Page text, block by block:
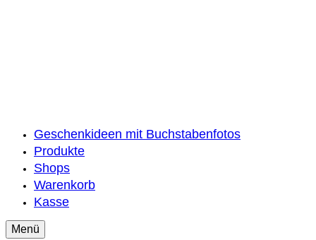
Geschenkideen mit Buchstabenfotos
Produkte
Shops
Warenkorb
Kasse
Menü